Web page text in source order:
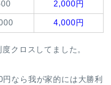
2,000円
4,000円
クロスしてました。
なら我が家的には大勝利